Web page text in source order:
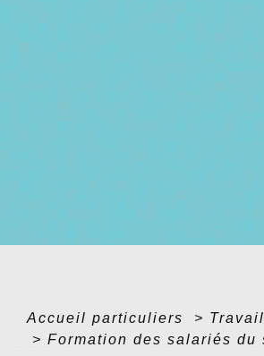
Accueil particuliers >
> Formation des salariés du